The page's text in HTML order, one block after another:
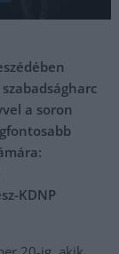
a soron
KDNP